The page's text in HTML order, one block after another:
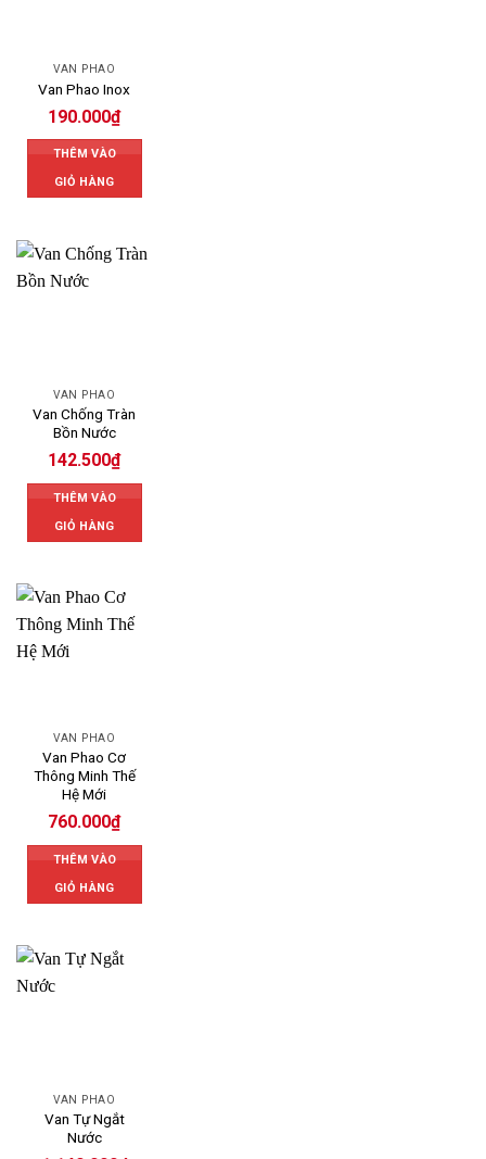
VAN PHAO
Van Phao Inox
190.000₫
THÊM VÀO
GIỎ HÀNG
VAN PHAO
Van Chống Tràn
Bồn Nước
142.500₫
THÊM VÀO
GIỎ HÀNG
VAN PHAO
Van Phao Cơ
Thông Minh Thế
Hệ Mới
760.000₫
THÊM VÀO
GIỎ HÀNG
VAN PHAO
Van Tự Ngắt
Nước